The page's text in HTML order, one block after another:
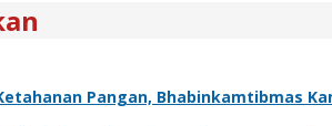
Pangan, Bhabinkamtibmas